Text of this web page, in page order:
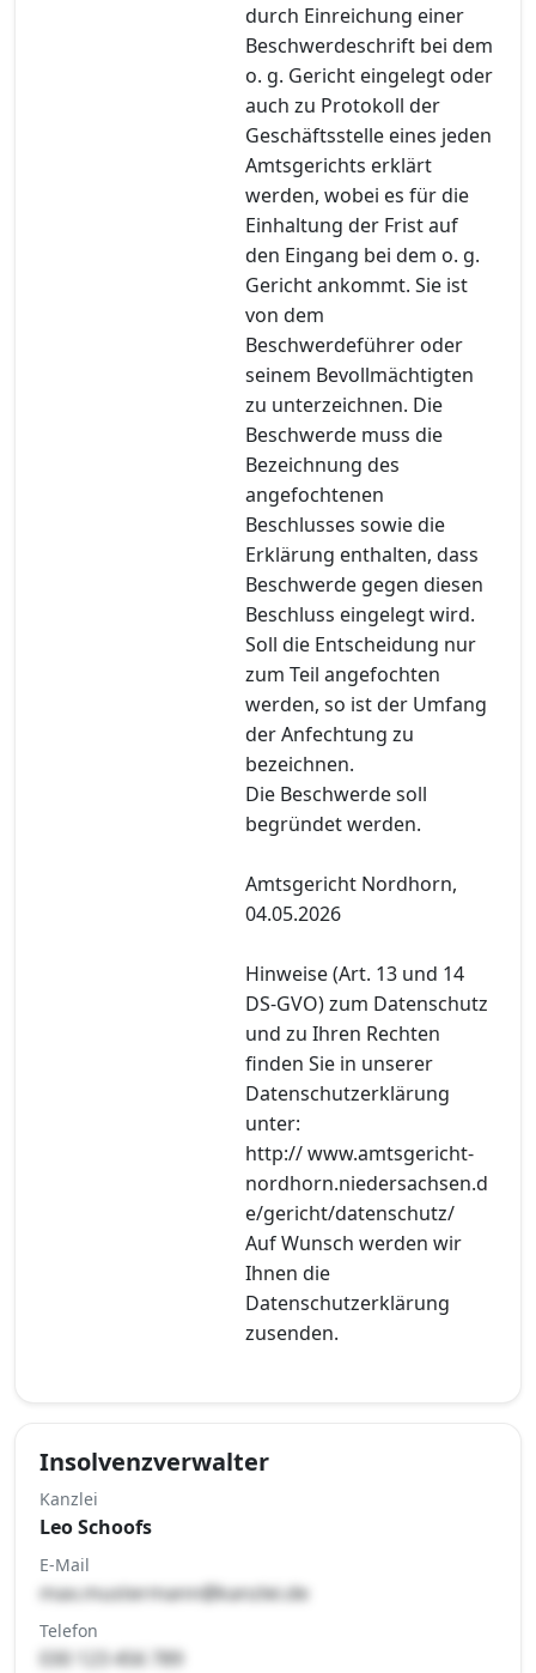
durch Einreichung einer
Beschwerdeschrift bei dem
o. g. Gericht eingelegt oder
auch zu Protokoll der
Geschäftsstelle eines jeden
Amtsgerichts erklärt
werden, wobei es für die
Einhaltung der Frist auf
den Eingang bei dem o. g.
Gericht ankommt. Sie ist
von dem
Beschwerdeführer oder
seinem Bevollmächtigten
zu unterzeichnen. Die
Beschwerde muss die
Bezeichnung des
angefochtenen
Beschlusses sowie die
Erklärung enthalten, dass
Beschwerde gegen diesen
Beschluss eingelegt wird.
Soll die Entscheidung nur
zum Teil angefochten
werden, so ist der Umfang
der Anfechtung zu
bezeichnen.
Die Beschwerde soll
begründet werden.
Amtsgericht Nordhorn,
04.05.2026
Hinweise (Art. 13 und 14
DS-GVO) zum Datenschutz
und zu Ihren Rechten
finden Sie in unserer
Datenschutzerklärung
unter:
http:// www.amtsgericht-
nordhorn.niedersachsen.d
e/gericht/datenschutz/
Auf Wunsch werden wir
Ihnen die
Datenschutzerklärung
zusenden.
Insolvenzverwalter
Kanzlei
Leo Schoofs
E-Mail
max.mustermann@kanzlei.de
Telefon
030 123 456 789